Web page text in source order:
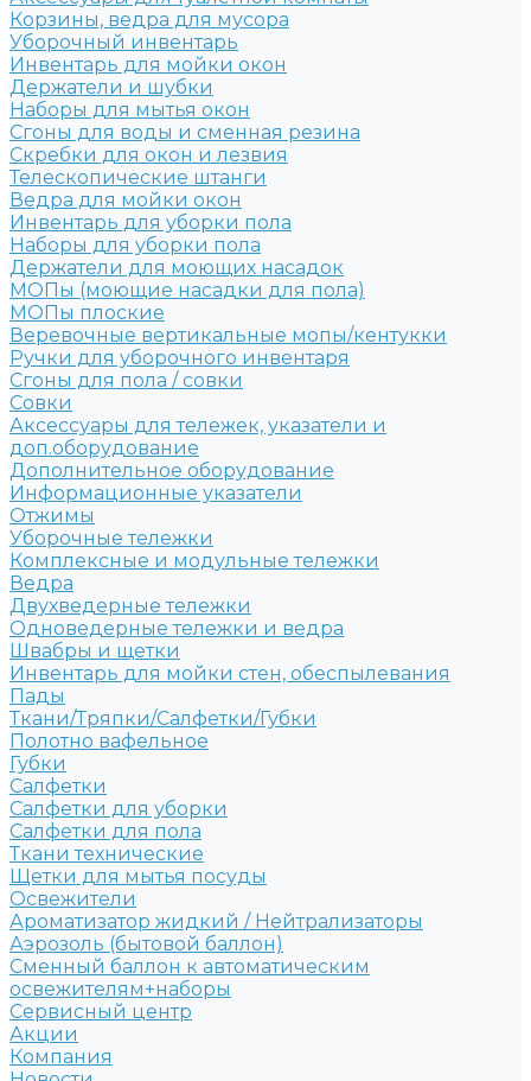
Корзины, ведра для мусора
Уборочный инвентарь
Инвентарь для мойки окон
Держатели и шубки
Наборы для мытья окон
Сгоны для воды и сменная резина
Скребки для окон и лезвия
Телескопические штанги
Ведра для мойки окон
Инвентарь для уборки пола
Наборы для уборки пола
Держатели для моющих насадок
МОПы (моющие насадки для пола)
МОПы плоские
Веревочные вертикальные мопы/кентукки
Ручки для уборочного инвентаря
Сгоны для пола / совки
Совки
Аксессуары для тележек, указатели и
доп.оборудование
Дополнительное оборудование
Информационные указатели
Отжимы
Уборочные тележки
Комплексные и модульные тележки
Ведра
Двухведерные тележки
Одноведерные тележки и ведра
Швабры и щетки
Инвентарь для мойки стен, обеспылевания
Пады
Ткани/Тряпки/Салфетки/Губки
Полотно вафельное
Губки
Салфетки
Салфетки для уборки
Салфетки для пола
Ткани технические
Щетки для мытья посуды
Освежители
Ароматизатор жидкий / Нейтрализаторы
Аэрозоль (бытовой баллон)
Сменный баллон к автоматическим
освежителям+наборы
Сервисный центр
Акции
Компания